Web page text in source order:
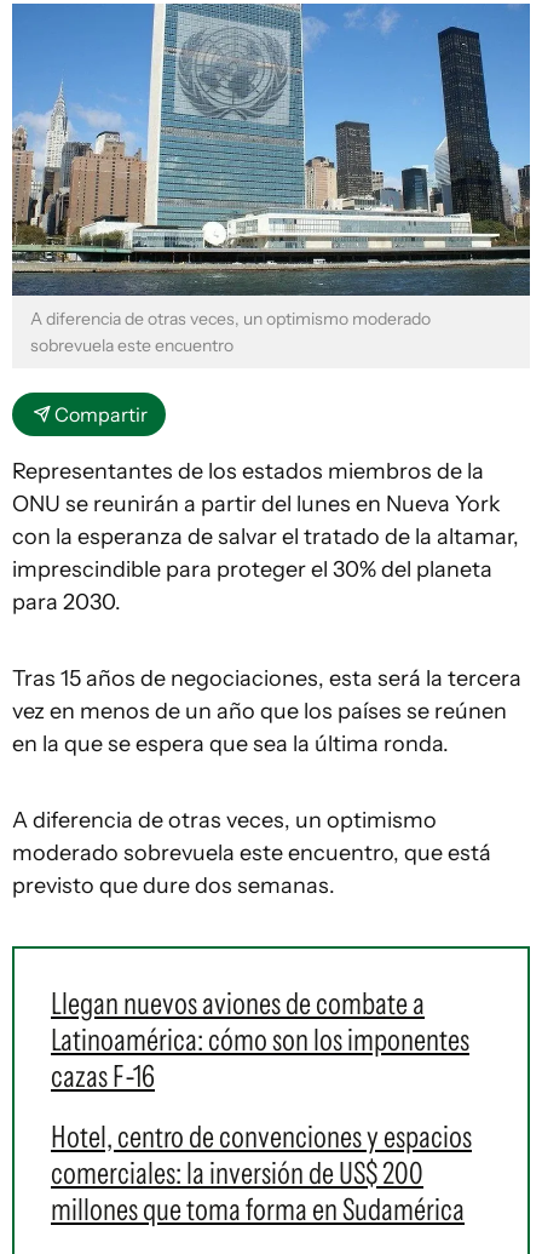
A diferencia de otras veces, un optimismo moderado
sobrevuela este encuentro
Compartir
Representantes de los estados miembros de la
ONU se reunirán a partir del lunes en Nueva York
con la esperanza de salvar el tratado de la altamar,
imprescindible para proteger el 30% del planeta
para 2030.
Tras 15 años de negociaciones, esta será la tercera
vez en menos de un año que los países se reúnen
en la que se espera que sea la última ronda.
A diferencia de otras veces, un optimismo
moderado sobrevuela este encuentro, que está
previsto que dure dos semanas.
Llegan nuevos aviones de combate a
Latinoamérica: cómo son los imponentes
cazas F-16
Hotel, centro de convenciones y espacios
comerciales: la inversión de US$ 200
millones que toma forma en Sudamérica